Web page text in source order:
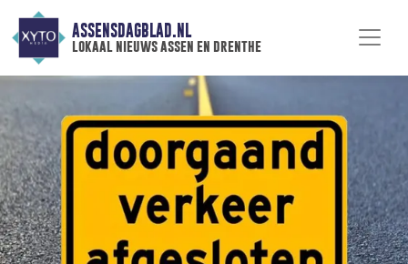
ASSENSDAGBLAD.NL
lokaal nieuws assen en drenthe